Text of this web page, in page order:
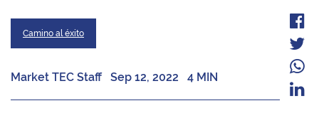
Camino al éxito
Market TEC Staff Sep 12, 2022 4 MIN